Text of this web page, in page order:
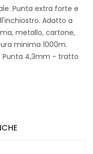
Punta extra forte e
Adatto a
metallo, cartone,
minima 1000m.
Punta 4,3mm - tratto